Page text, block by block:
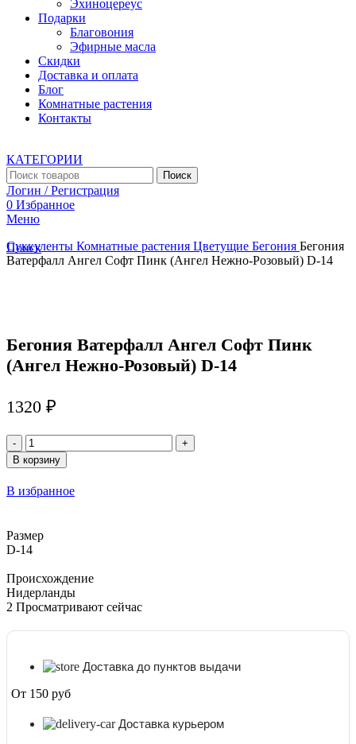
Эхиноцереус
Подарки
Благовония
Эфирные масла
Скидки
Доставка и оплата
Блог
Комнатные растения
Контакты
КАТЕГОРИИ
Поиск
Логин / Регистрация
0 Избранное
Меню
Поиск
Суккуленты Комнатные растения Цветущие Бегония Бегония
Ватерфалл Ангел Софт Пинк (Ангел Нежно-Розовый) D-14
Бегония Ватерфалл Ангел Софт Пинк
(Ангел Нежно-Розовый) D-14
1320 ₽
Количество
товара
Бегония
Ватерфалл
Ангел
(Ангел
Нежно-
D-
14
В корзину
В избранное
Размер
D-14
Происхождение
Нидерланды
2 Просматривают сейчас
Доставка до пунктов выдачи
От 150 руб
Доставка курьером